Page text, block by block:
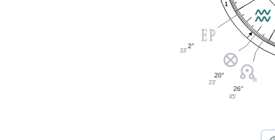
1
2°
33'
20°
23'
26°
45'